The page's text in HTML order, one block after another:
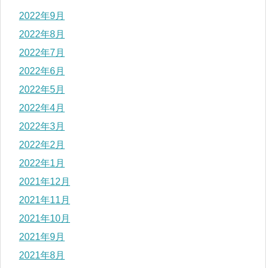
2022年9月
2022年8月
2022年7月
2022年6月
2022年5月
2022年4月
2022年3月
2022年2月
2022年1月
2021年12月
2021年11月
2021年10月
2021年9月
2021年8月